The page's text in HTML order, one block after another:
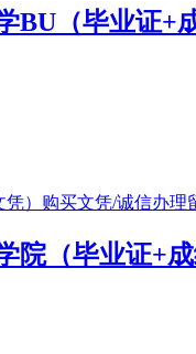
BU（毕业证
院（毕业证